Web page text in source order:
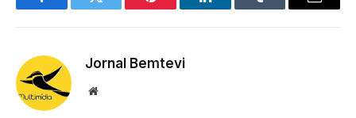
FacebookTwitter Pinterest LinkedInTumblr Email
Jornal Bemtevi
Website